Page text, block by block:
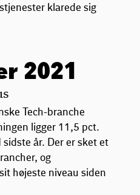
klarede sig
2021
Tech-branche
ligger 11,5 pct.
år. Der er sket et
og
højeste niveau siden